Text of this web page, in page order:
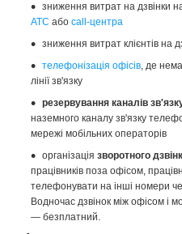
зниження витрат на дзвінки
АТС або call-центра
зниження витрат клієнтів на
телефонізація офісів, де
лінії зв'язку
резервування каналів
наземного каналу зв'язку
мережі мобільних операторів
організація зворотного
працівників поза офісом,
телефонувати на інші номери
Водночас дзвінок між офісом і
— безплатний.